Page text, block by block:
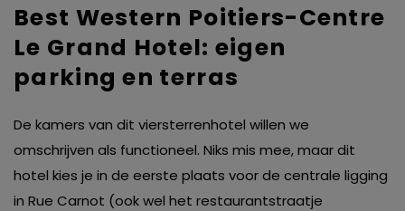
Best Western Poitiers-Centre
Le Grand Hotel: eigen
parking en terras
De kamers van dit viersterrenhotel willen we
omschrijven als functioneel. Niks mis mee, maar dit
hotel kies je in de eerste plaats voor de centrale ligging
in Rue Carnot (ook wel het restaurantstraatje